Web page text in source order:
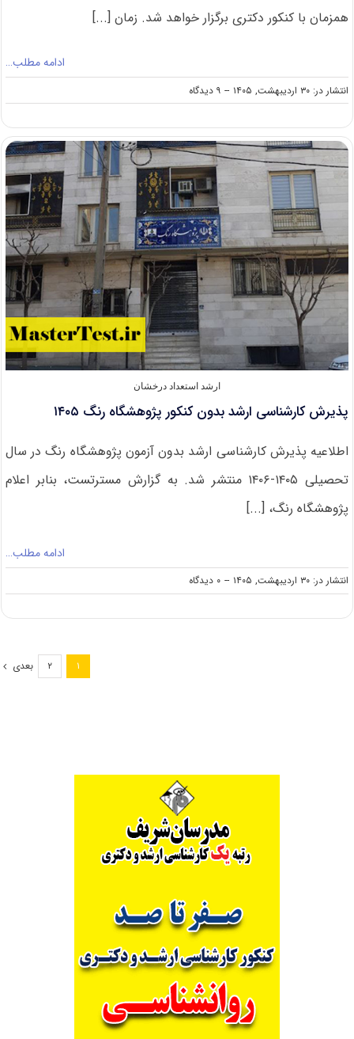
همزمان با کنکور دکتری برگزار خواهد شد. زمان [...]
ادامه مطلب…
انتشار در: ۳۰ اردیبهشت, ۱۴۰۵ -- ۹ دیدگاه
on
اعلام
برگزاری
آزمون
کارشناسی
ارشد
وزارت
بهداشت
۱۴۰۵
ارشد استعداد درخشان
پذیرش کارشناسی ارشد بدون کنکور پژوهشگاه رنگ ۱۴۰۵
اطلاعیه پذیرش کارشناسی ارشد بدون آزمون پژوهشگاه رنگ در سال
تحصیلی ۱۴۰۵-۱۴۰۶ منتشر شد. به گزارش مسترتست، بنابر اعلام
پژوهشگاه رنگ، [...]
ادامه مطلب…
انتشار در: ۳۰ اردیبهشت, ۱۴۰۵ -- ۰ دیدگاه
on
پذیرش
۱ ۲ بعدی